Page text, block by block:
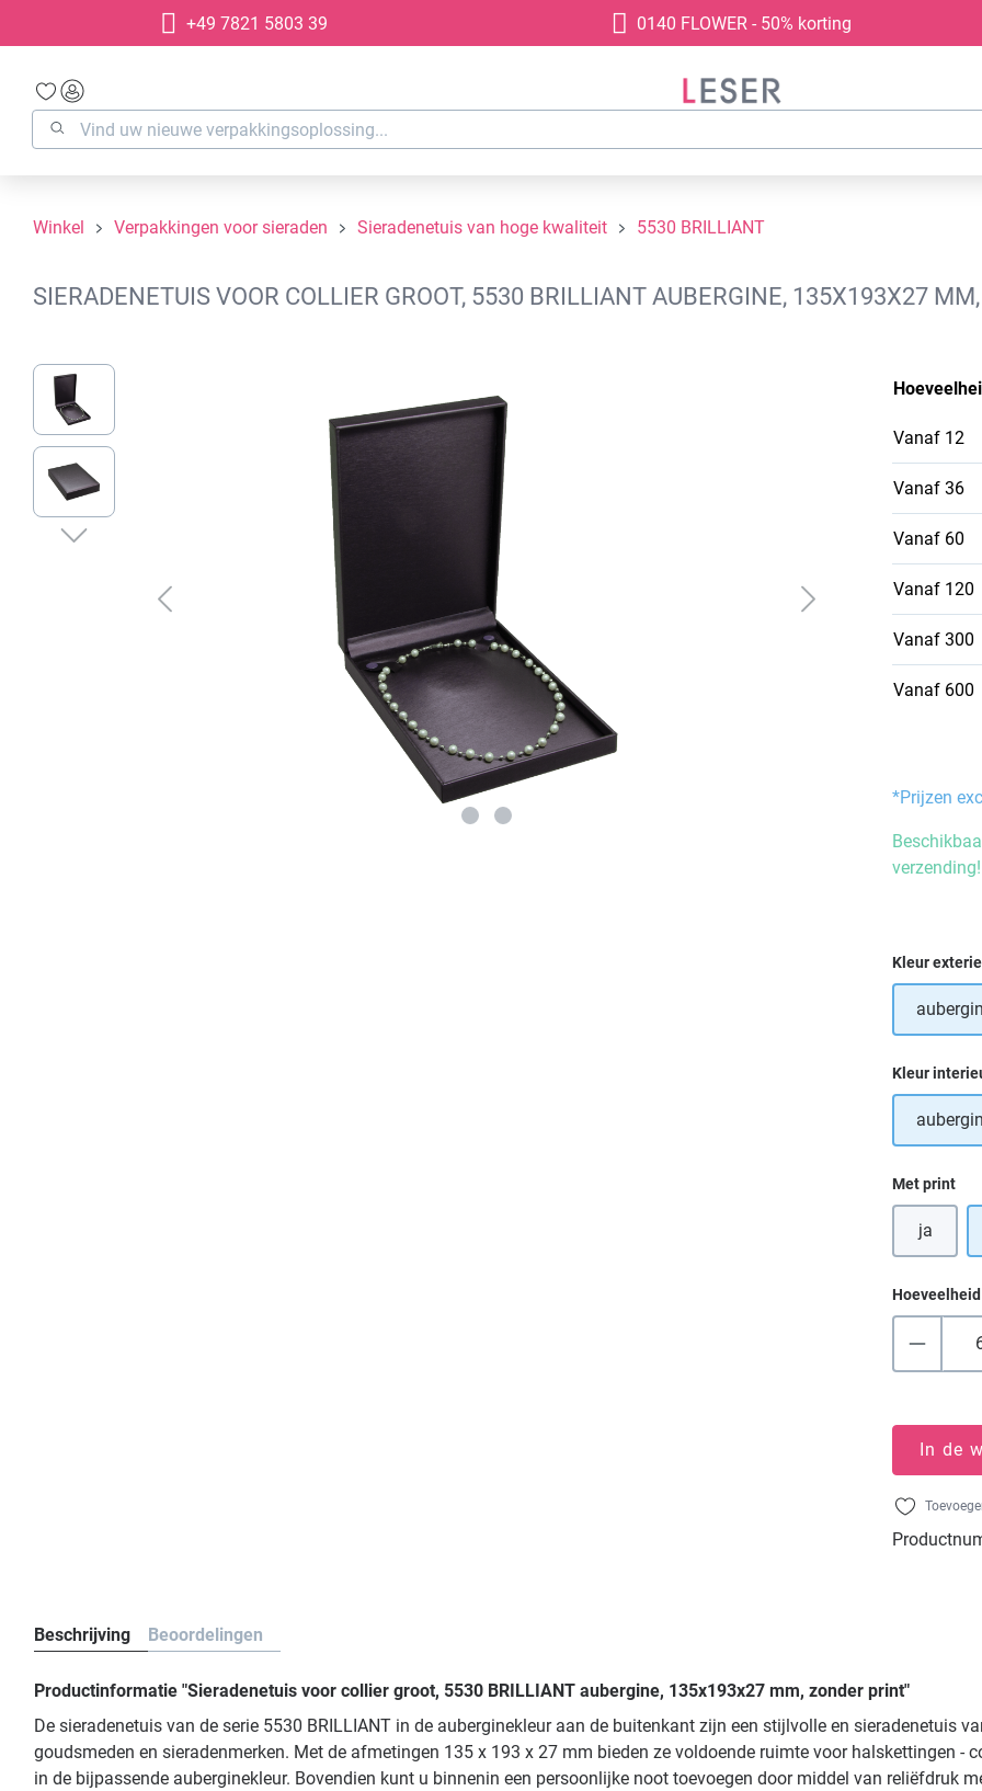
Ga naar de hoofdnavigatie
+49 7821 5803 39 0140 FLOWER - 50% korting
Winkel Verpakkingen voor sieraden Sieradenetuis van hoge kwaliteit 5530 BRILLIANT
SIERADENETUIS VOOR COLLIER GROOT, 5530 BRILLIANT AUBERGINE, 135X193X27
Afbeeldingengalerij overslaan
Vanaf 12
Vanaf 36
Vanaf 60
Vanaf 120
Vanaf 300
Vanaf 600
*Prijzen
verzending!
Selecteer
Kleur
Selecteer
Kleur
Selecteer
Met print
ja
Hoeveelheid
In de
Beschrijving Beoordelingen
Productinformatie "Sieradenetuis voor collier groot, 5530 BRILLIANT aubergine, 135x193x27 mm, zonder print"
De sieradenetuis van de serie 5530 BRILLIANT in de auberginekleur aan de buitenkant zijn een stijlvolle en sieradenetuis
goudsmeden en sieradenmerken. Met de afmetingen 135 x 193 x 27 mm bieden ze voldoende ruimte voor halskettingen -
in de bijpassende auberginekleur. Bovendien kunt u binnenin een persoonlijke noot toevoegen door middel van reliëfdruk